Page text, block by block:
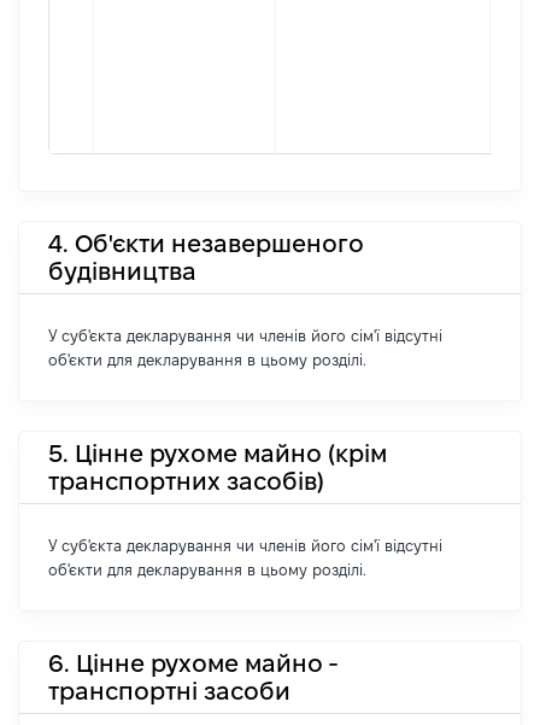
4. Об'єкти незавершеного
будівництва
У суб'єкта декларування чи членів його сім'ї відсутні
об'єкти для декларування в цьому розділі.
5. Цінне рухоме майно (крім
транспортних засобів)
У суб'єкта декларування чи членів його сім'ї відсутні
об'єкти для декларування в цьому розділі.
6. Цінне рухоме майно -
транспортні засоби